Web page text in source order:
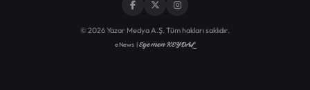
© 2026 Yazar Medya A.Ş. Tüm hakları saklıdır.
eNews |Egemen KEYDAL